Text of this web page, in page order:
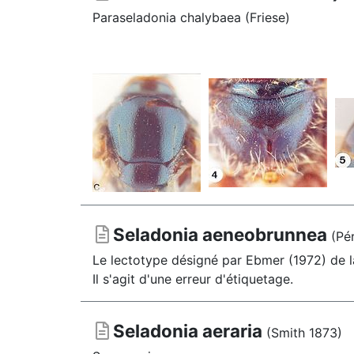
Paraseladonia chalybaea (Friese)
Seladonia aeneobrunnea
Le lectotype désigné par Ebmer (1972)
Il s'agit d'une erreur d'étiquetage.
Seladonia aeraria (Smith 1873)